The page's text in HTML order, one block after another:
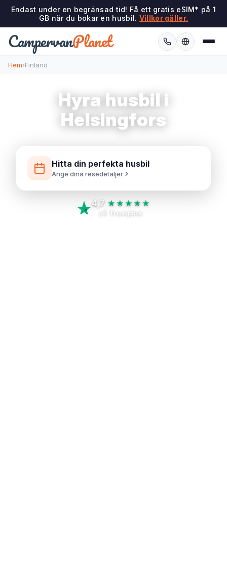
Endast under en begränsad tid! Få ett gratis eSIM* på 1
GB när du bokar en husbil. Villkor gäller.
CampervanPlanet
Hem›Finland
Hyra husbil i
Helsingfors
Hitta din perfekta husbil
Ange dina resedetaljer
4,7 ★★★★★
på Trustpilot